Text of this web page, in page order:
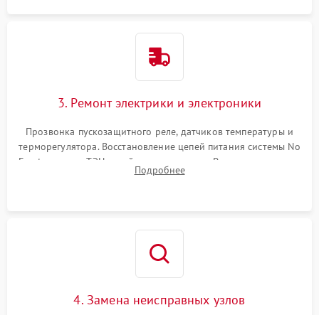
3. Ремонт электрики и электроники
Прозвонка пускозащитного реле, датчиков температуры и
терморегулятора. Восстановление цепей питания системы No
Frost, включая ТЭН оттайки и вентилятор. Ремонт или замена
платы управления при сбоях алгоритмов.
Подробнее
4. Замена неисправных узлов